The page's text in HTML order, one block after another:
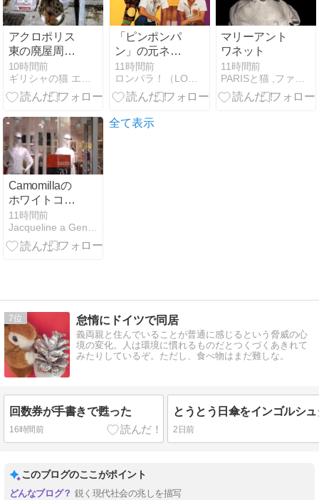
アクロポリス
東の廃屋周辺
の猫さんたち
10時間前
「ピンポンパ
ン」の元ネタ
歌劇「トゥー
ランドット」♪
11時間前
マリーアント
ワネット
11時間前
Camomillaの
ホワイトコー
ディネート
withベージュX
ブラウンバッ
ーウィンドー
☆
11時間前
全て表示
7 怠惰にドイツで同居
義両親と住んでいることが普通に感じるという脅威の心
境の変化。人は環境に慣れるものだとつくづくあきれて
みたりしているぞ。ただし、食べ物はまだ難しな。
回数券が手書きで甦った
16時間前 2日前
このブログのここがポイント
鋭く現代社会の兆しを描写